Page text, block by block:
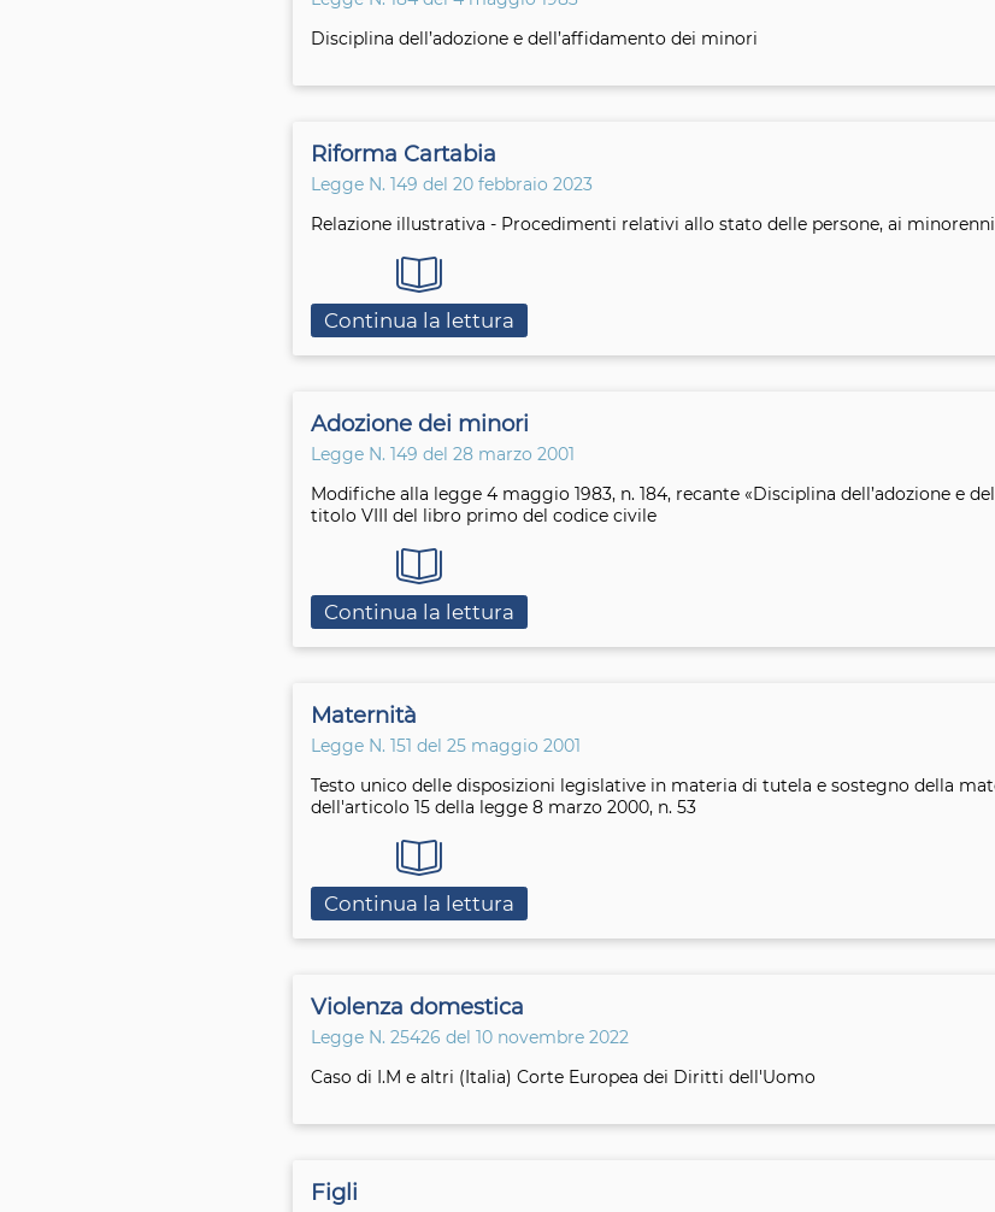
Disciplina dell’adozione e dell’affidamento dei minori
Riforma Cartabia
Legge N. 149 del 20 febbraio 2023
Relazione illustrativa - Procedimenti relativi allo stato delle persone, ai
Continua la lettura
Adozione dei minori
Legge N. 149 del 28 marzo 2001
Modifiche alla legge 4 maggio 1983, n. 184, recante «Disciplina dell’adozione e
titolo VIII del libro primo del codice civile
Continua la lettura
Maternità
Legge N. 151 del 25 maggio 2001
Testo unico delle disposizioni legislative in materia di tutela e sostegno della
dell'articolo 15 della legge 8 marzo 2000, n. 53
Continua la lettura
Violenza domestica
Legge N. 25426 del 10 novembre 2022
Caso di I.M e altri (Italia) Corte Europea dei Diritti dell'Uomo
Figli